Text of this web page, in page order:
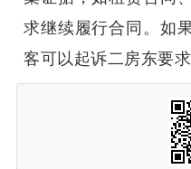
求继续履行合同。如
客可以起诉二房东要求